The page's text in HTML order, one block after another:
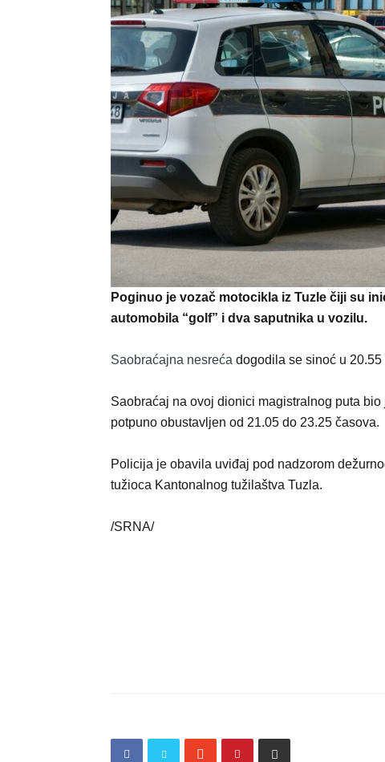
Poginuo je vozač motocikla iz Tuzle čiji su
automobila “golf” i dva saputnika u vozilu.
Saobraćajna nesreća dogodila se sinoć u 20.55
Saobraćaj na ovoj dionici magistralnog puta bio
potpuno obustavljen od 21.05 do 23.25 časova.
Policija je obavila uviđaj pod nadzorom
tužioca Kantonalnog tužilaštva Tuzla.
/SRNA/